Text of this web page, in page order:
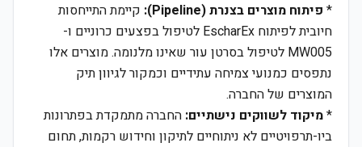
* פיתוח מוצרים בצנרת (Pipeline):
קיימת התייחסות
חיובית לפיתוח EscharEx לטיפול בפצעים כרוניים ו-
MW005 לטיפול בסרטן עור שאינו מלנומה. מוצרים אלו
נתפסים כמנועי צמיחה עתידיים וכמקור לגיוון תיק
המוצרים של החברה.
*מיקוד לשווקים נישתיים: החברה מתמקדת בפתרונות
ביו-תרפויטיים לא ניתוחיים לתיקון וחידוש רקמות, תחום